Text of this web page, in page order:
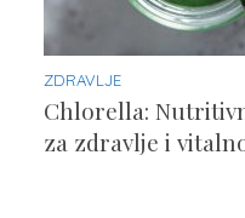
ZDRAVLJE
Chlorella:
za zdravlje i